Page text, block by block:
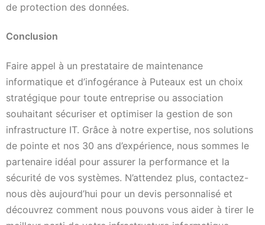
de protection des données.
Conclusion
Faire appel à un prestataire de maintenance
informatique et d’infogérance à Puteaux est un choix
stratégique pour toute entreprise ou association
souhaitant sécuriser et optimiser la gestion de son
infrastructure IT. Grâce à notre expertise, nos solutions
de pointe et nos 30 ans d’expérience, nous sommes le
partenaire idéal pour assurer la performance et la
sécurité de vos systèmes. N’attendez plus, contactez-
nous dès aujourd’hui pour un devis personnalisé et
découvrez comment nous pouvons vous aider à tirer le